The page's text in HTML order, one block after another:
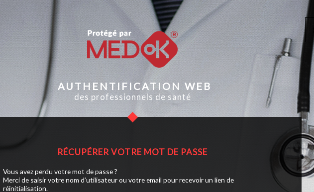
AUTHENTIFICATION WEB
des professionnels de santé
RÉCUPÉRER VOTRE MOT DE PASSE
Vous avez perdu votre mot de passe ?
Merci de saisir votre nom d’utilisateur ou votre email pour recevoir un lien de
réinitialisation.